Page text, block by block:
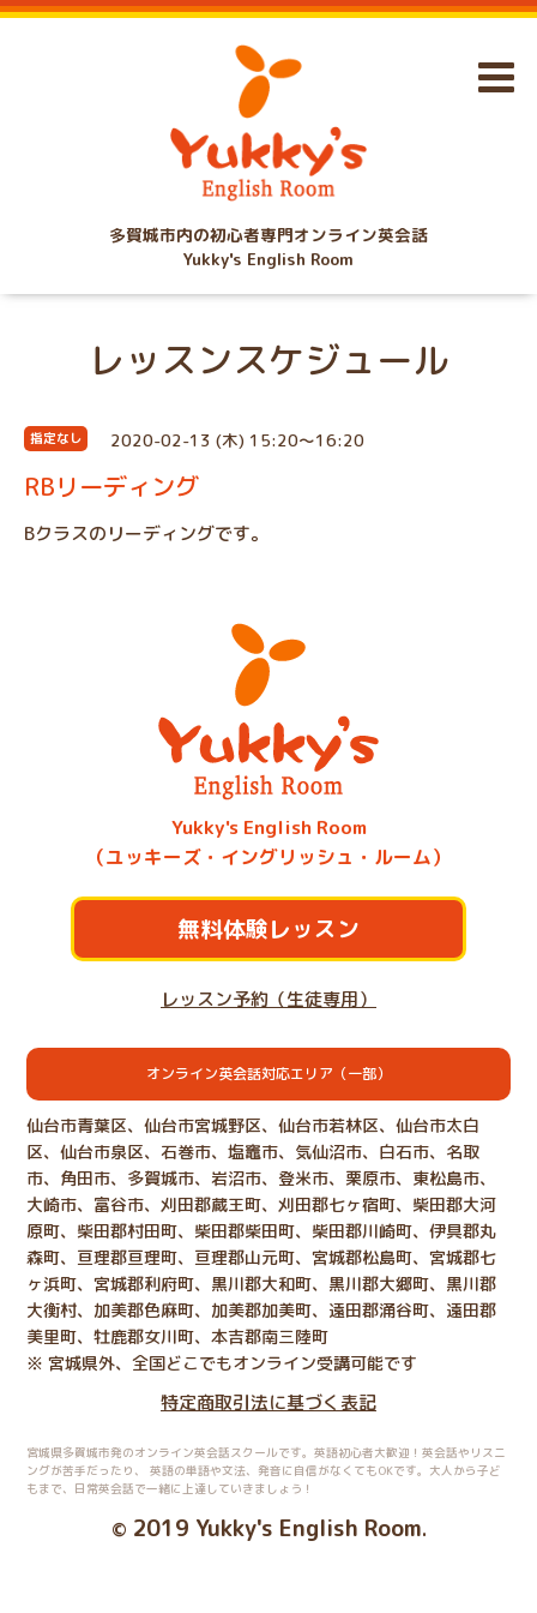
多賀城市内の初心者専門オンライン英会話
Yukky's English Room
レッスンスケジュール
指定なし 2020-02-13 (木) 15:20～16:20
RBリーディング
Bクラスのリーディングです。
Yukky's English Room
（ユッキーズ・イングリッシュ・ルーム）
無料体験レッスン
レッスン予約（生徒専用）
オンライン英会話対応エリア（一部）
仙台市青葉区、仙台市宮城野区、仙台市若林区、仙台市太白
区、仙台市泉区、石巻市、塩竈市、気仙沼市、白石市、名取
市、角田市、多賀城市、岩沼市、登米市、栗原市、東松島市、
大崎市、富谷市、刈田郡蔵王町、刈田郡七ヶ宿町、柴田郡大河
原町、柴田郡村田町、柴田郡柴田町、柴田郡川崎町、伊具郡丸
森町、亘理郡亘理町、亘理郡山元町、宮城郡松島町、宮城郡七
ヶ浜町、宮城郡利府町、黒川郡大和町、黒川郡大郷町、黒川郡
大衡村、加美郡色麻町、加美郡加美町、遠田郡涌谷町、遠田郡
美里町、牡鹿郡女川町、本吉郡南三陸町
※ 宮城県外、全国どこでもオンライン受講可能です
特定商取引法に基づく表記
宮城県多賀城市発のオンライン英会話スクールです。英語初心者大歓迎！英会話やリスニ
ングが苦手だったり、
英語の単語や文法、発音に自信がなくてもOKです。大人から子ど
もまで、日常英会話で一緒に上達していきましょう！
© 2019 Yukky's English Room.